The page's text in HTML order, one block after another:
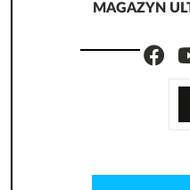
MAGAZYN